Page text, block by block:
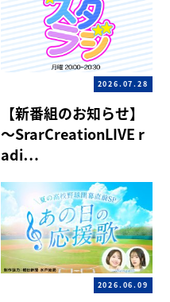
2026.07.28
【新番組のお知らせ】
～SrarCreationLIVE r
adi…
2026.06.09